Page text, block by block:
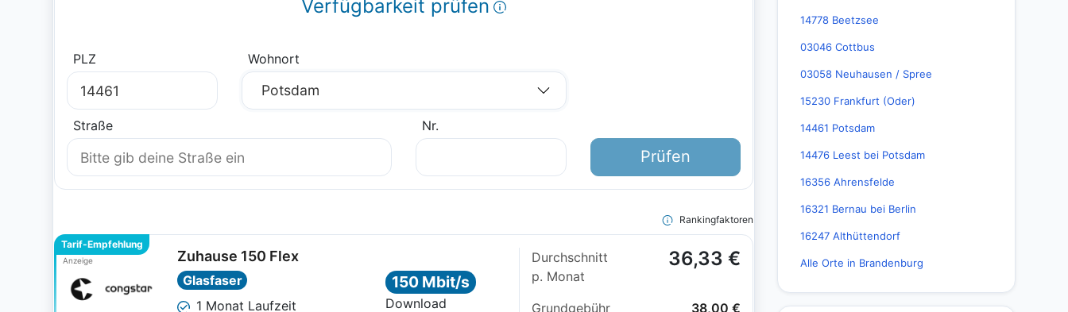
14778 Beetzsee
03046 Cottbus
03058 Neuhausen / Spree
15230 Frankfurt (Oder)
14461 Potsdam
14476 Leest bei Potsdam
16356 Ahrensfelde
16321 Bernau bei Berlin
16247 Althüttendorf
Alle Orte in Brandenburg